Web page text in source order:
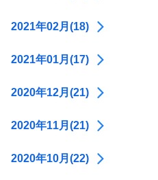
2021年02月(18)
2021年01月(17)
2020年12月(21)
2020年11月(21)
2020年10月(22)